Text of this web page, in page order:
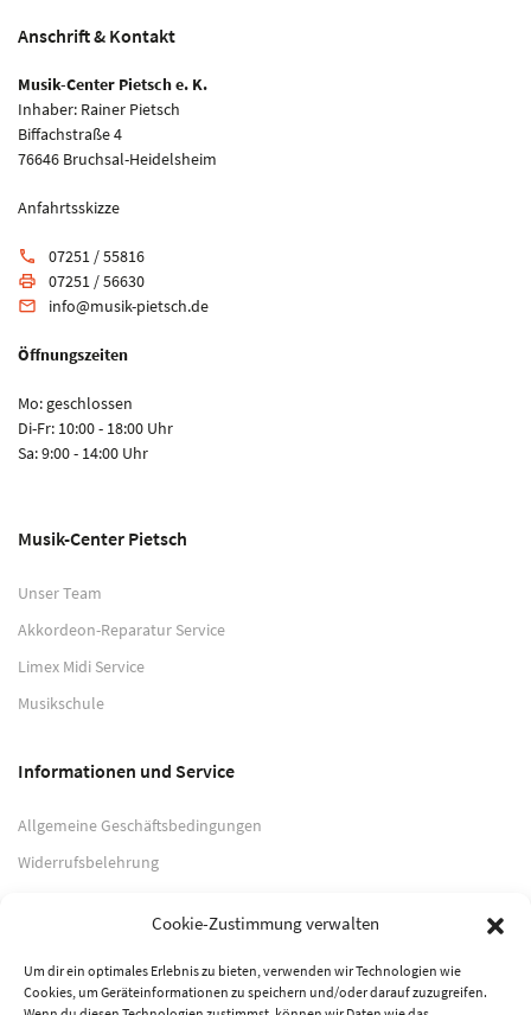
Cookie-Zustimmung verwalten
Um dir ein optimales Erlebnis zu bieten, verwenden wir Technologien wie
Cookies, um Geräteinformationen zu speichern und/oder darauf zuzugreifen.
Anschrift & Kontakt
Musik-Center Pietsch e. K.
Inhaber: Rainer Pietsch
Biffachstraße 4
76646 Bruchsal-Heidelsheim
Anfahrtsskizze
phone 07251 / 55816
print 07251 / 56630
email info@musik-pietsch.de
Öffnungszeiten
Mo: geschlossen
Di-Fr: 10:00 - 18:00 Uhr
Sa: 9:00 - 14:00 Uhr
Musik-Center Pietsch
Unser Team
Akkordeon-Reparatur Service
Limex Midi Service
Musikschule
Informationen und Service
Allgemeine Geschäftsbedingungen
Widerrufsbelehrung
Datenschutzerklärung
Zahlungsarten